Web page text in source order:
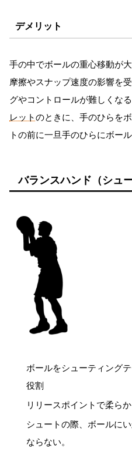
デメリット
手の中でボールの重心移動が
摩擦やスナップ速度の影響を
グやコントロールが難しくな
レットのときに、手のひらを
トの前に一旦手のひらにボー
バランスハンド（シュ
ボールをシューティング
役割
リリースポイントで柔ら
シュートの際、ボールに
ならない。